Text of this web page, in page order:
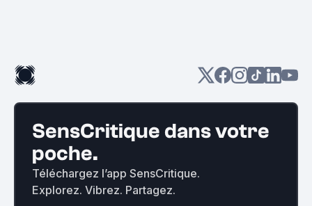
SensCritique dans votre
poche.
Téléchargez l’app SensCritique.
Explorez. Vibrez. Partagez.